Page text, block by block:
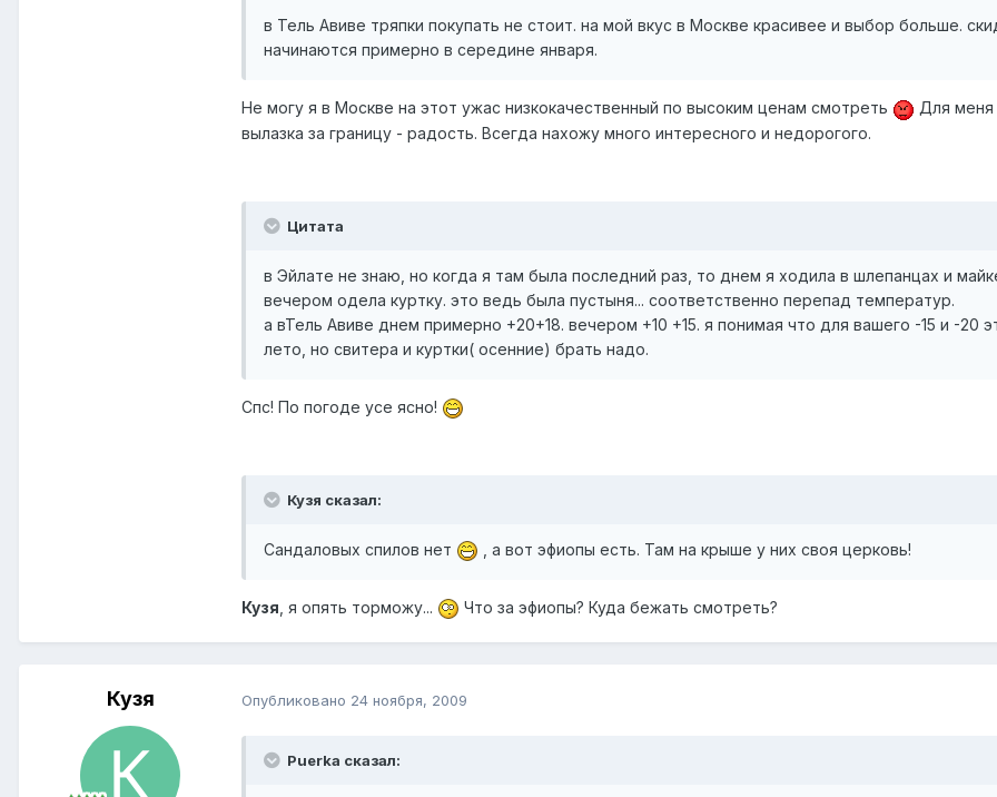
в Тель Авиве тряпки покупать не стоит. на мой вкус в Москве красивее и выбор больше.
начинаются примерно в середине января.
Не могу я в Москве на этот ужас низкокачественный по высоким ценам смотреть
Для
вылазка за границу - радость. Всегда нахожу много интересного и недорогого.
Цитата
в Эйлате не знаю, но когда я там была последний раз, то днем я ходила в шлепанцах и
вечером одела куртку. это ведь была пустыня... соответственно перепад температур.
а вТель Авиве днем примерно +20+18. вечером +10 +15. я понимая что для вашего -15 и -20
лето, но свитера и куртки( осенние) брать надо.
Спс! По погоде усе ясно!
Кузя сказал:
Сандаловых спилов нет , а вот эфиопы есть. Там на крыше у них своя церковь!
Кузя , я опять торможу... Что за эфиопы? Куда бежать смотреть?
Кузя Опубликовано 24 ноября, 2009
Puerka сказал: